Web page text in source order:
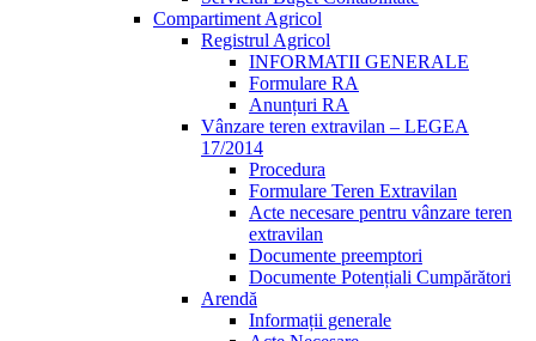
Compartiment Agricol
Registrul Agricol
INFORMATII GENERALE
Formulare RA
Anunțuri RA
Vânzare teren extravilan – LEGEA
17/2014
Procedura
Formulare Teren Extravilan
Acte necesare pentru vânzare teren
extravilan
Documente preemptori
Documente Potențiali Cumpărători
Arendă
Informații generale